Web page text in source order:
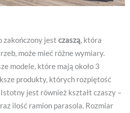
zakończony jest czaszą, która
może mieć różne wymiary.
modele, które mają około 3
produkty, których rozpiętość
jest również kształt czaszy –
ilość ramion parasola. Rozmiar